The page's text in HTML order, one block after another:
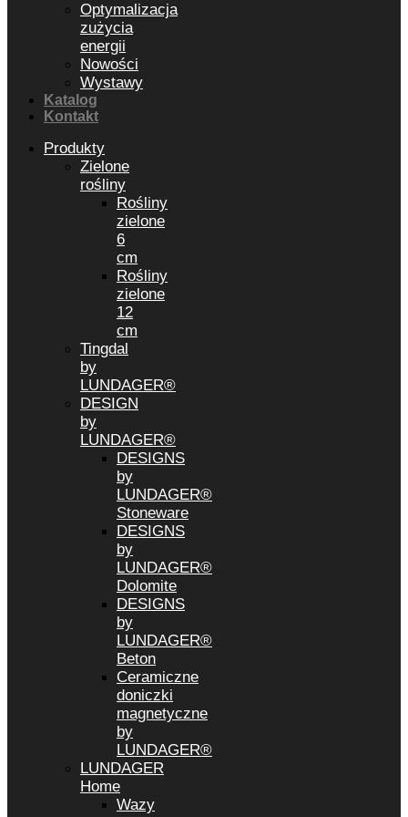
Optymalizacja
zużycia
energii
Nowości
Wystawy
Katalog
Kontakt
Produkty
Zielone
rośliny
Rośliny
zielone
6
cm
Rośliny
zielone
12
cm
Tingdal
by
LUNDAGER®
DESIGN
by
LUNDAGER®
DESIGNS
by
LUNDAGER®
Stoneware
DESIGNS
by
LUNDAGER®
Dolomite
DESIGNS
by
LUNDAGER®
Beton
Ceramiczne
doniczki
magnetyczne
by
LUNDAGER®
LUNDAGER
Home
Wazy